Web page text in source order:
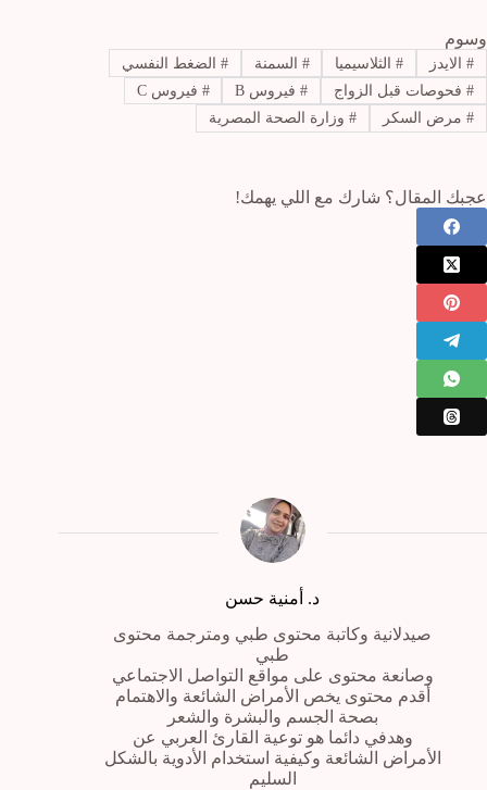
وسوم
#الايدز #الثلاسيميا # السمنة # الضغط النفسي
#فحوصات قبل الزواج #فيروس B # فيروس C
#مرض السكر #وزارة الصحة المصرية
عجبك المقال؟ شارك مع اللي يهمك!
د. أمنية حسن
صيدلانية وكاتبة محتوى طبي ومترجمة محتوى
طبي
وصانعة محتوى على مواقع التواصل الاجتماعي
أقدم محتوى يخص الأمراض الشائعة والاهتمام
بصحة الجسم والبشرة والشعر
وهدفي دائما هو توعية القارئ العربي عن
الأمراض الشائعة وكيفية استخدام الأدوية بالشكل
السليم